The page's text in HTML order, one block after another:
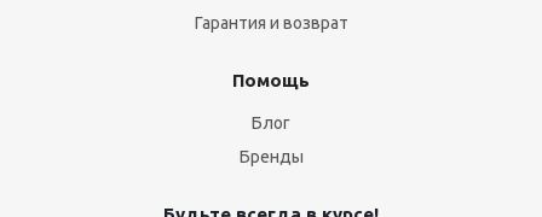
Гарантия и возврат
Помощь
Блог
Бренды